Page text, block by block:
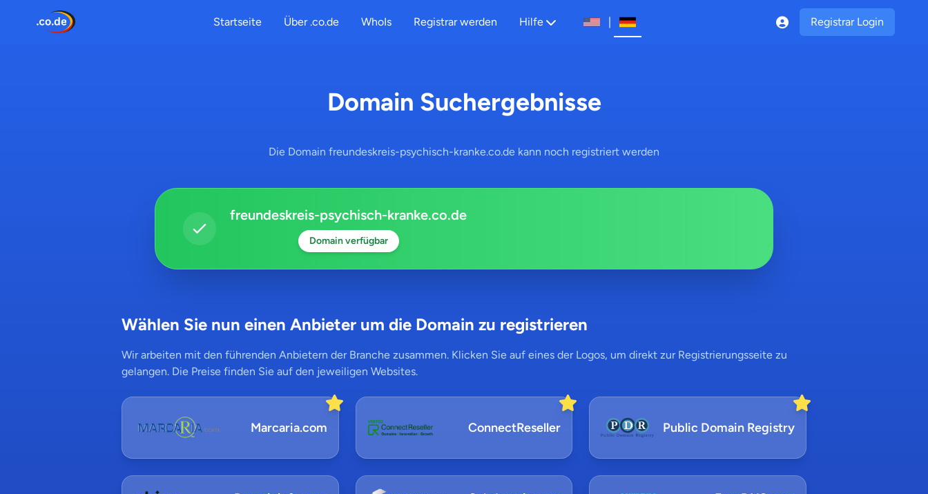
Startseite Über .co.de WhoIs Registrar werden Hilfe | Registrar Login
Domain Suchergebnisse
Die Domain freundeskreis-psychisch-kranke.co.de kann noch registriert werden
freundeskreis-psychisch-kranke.co.de
Domain verfügbar
Wählen Sie nun einen Anbieter um die Domain zu registrieren
Wir arbeiten mit den führenden Anbietern der Branche zusammen. Klicken Sie auf eines der Logos, um direkt zur Registrierungsseite zu
gelangen. Die Preise finden Sie auf den jeweiligen Websites.
Marcaria.com ConnectReseller Public Domain Registry